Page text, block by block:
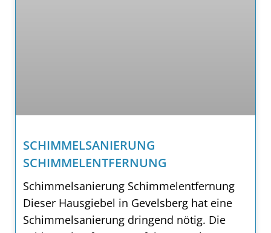
SCHIMMELSANIERUNG
SCHIMMELENTFERNUNG
Schimmelsanierung Schimmelentfernung
Dieser Hausgiebel in Gevelsberg hat eine
Schimmelsanierung dringend nötig. Die